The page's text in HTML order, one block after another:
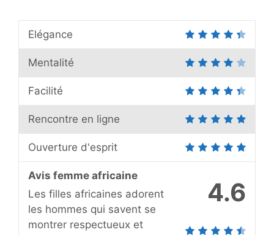
Elégance
Mentalité
Facilité
Rencontre en ligne
Ouverture d'esprit
4.6
Avis femme africaine
Les filles africaines adorent
les hommes qui savent se
montrer respectueux et